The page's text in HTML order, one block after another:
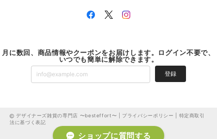
月に数回、商品情報やクーポンをお届けします。ログイン不要で、
いつでも簡単に解除できます。
登録
デザイナーズ雑貨の専門店 〜besteffort〜 | プライバシーポリシー
特定商取引
法に基づく表記
ショップに質問する